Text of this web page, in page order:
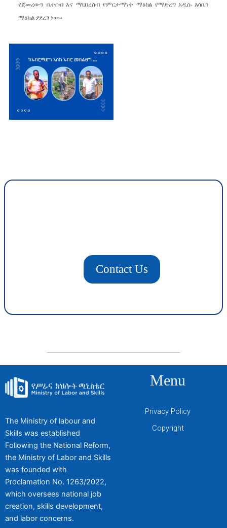
የጀመረውን ቤተሰብ እና ማህበረሰብ የምርታማነት ማዕከል የማድረግ አዲሱ እሳቤን
ማዕክል ያደረገ ነው፡፡
Contact Us
The Ministry of labour and
Skills was established
Following the National Reform,
the Ministry of Labor and Skills
was founded with
Proclamation No. 1263/2022,
which oversees national job
creation, skills development,
and labor concerns.
Menu
Privacy Policy
Copyright